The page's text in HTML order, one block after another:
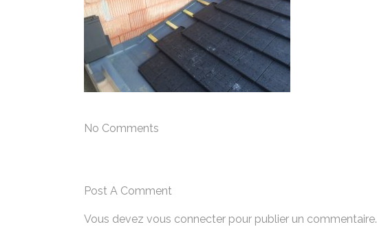
No Comments
Post A Comment
Vous devez vous connecter pour publier un commentaire.